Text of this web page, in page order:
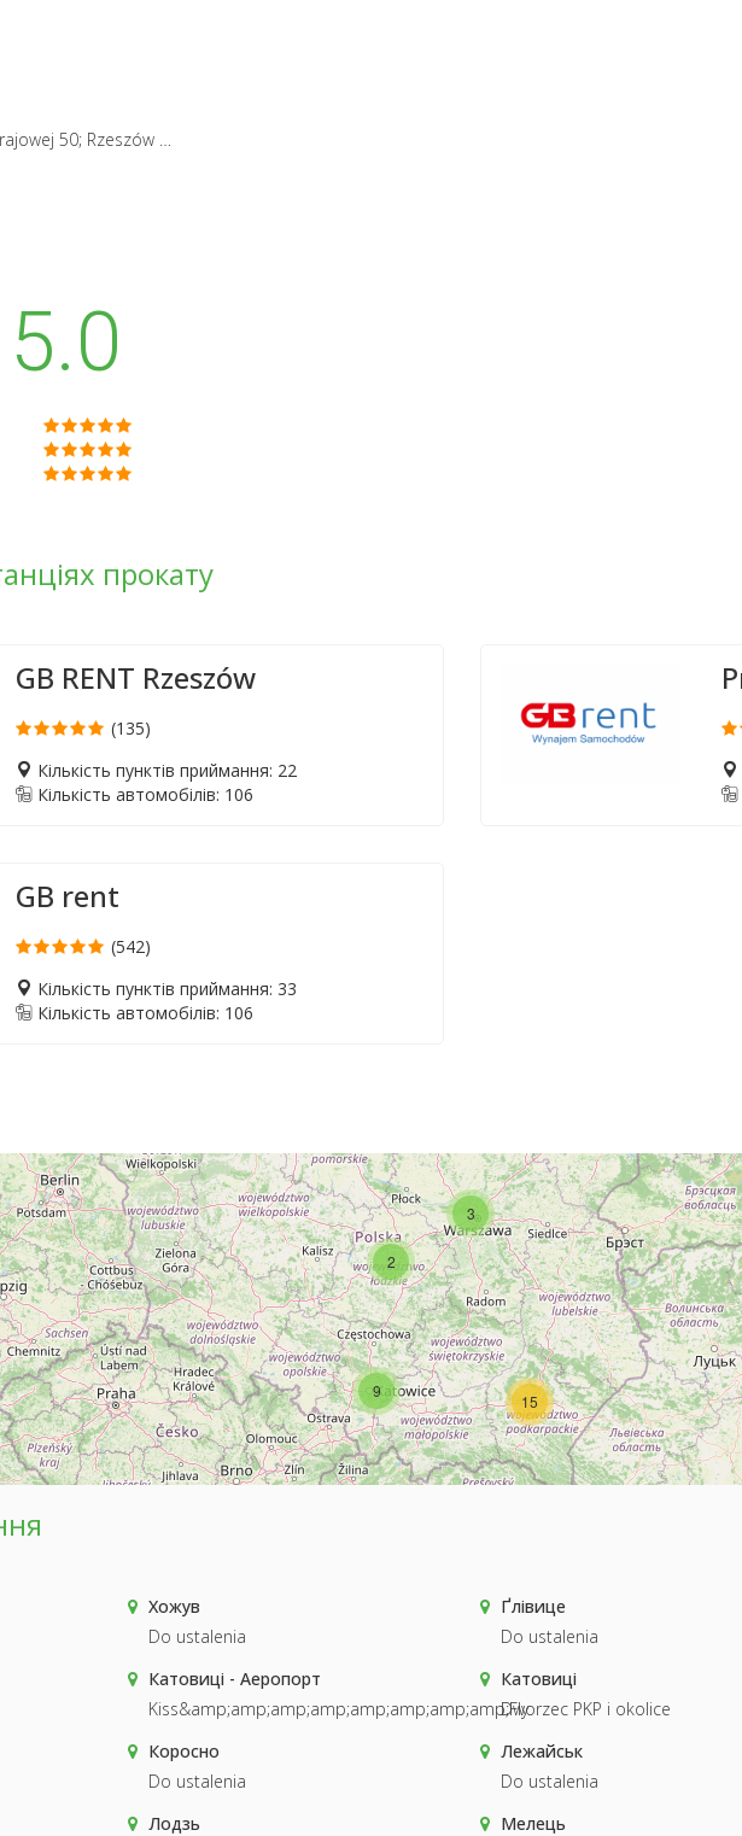
5.0
прокату
GB RENT Rzeszów
(135)
Кількість пунктів приймання: 22
Кількість автомобілів: 106
GB rent
(542)
Кількість пунктів приймання: 33
Кількість автомобілів: 106
3
15
2
9
Хожув
Do ustalenia
Ґлівице
Do ustalenia
Катовиці - Аеропорт
Kiss&amp;amp;amp;amp;amp;amp;amp;amp;Fly
Катовиці
Dworzec PKP i okolice
Коросно
Do ustalenia
Лежайськ
Do ustalenia
Лодзь
Мелець